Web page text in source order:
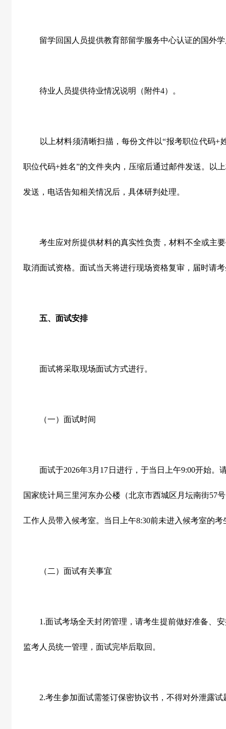
留学回国人员提供教育部留学服务中心认证的国外学
待业人员提供待业情况说明（附件4）。
以上材料须清晰扫描，每份文件以“报考职位代码+
职位代码+姓名”的文件夹内，压缩后通过邮件发送。以
发送，电话告知相关情况后，具体研判处理。
考生应对所提供材料的真实性负责，材料不全或主要
取消面试资格。面试当天将进行现场资格复审，届时请
五、面试安排
面试将采取现场面试方式进行。
（一）面试时间
面试于2026年3月 17 日进行，于当日上午9:00开始。
国家统计局三里河东办公楼（北京市西城区月坛南街57
工作人员带入候考室。当日上午8:30前未进入候考室的考
（二）面试有关事宜
1.面试考场全天封闭管理，请考生提前做好准备、
监考人员统一管理，面试完毕后取回。
2.考生参加面试需签订保密协议书，不得对外泄露试